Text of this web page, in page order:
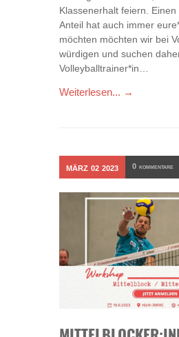
Klassenerhalt feiern.
Anteil hat auch immer
möchten möchten wir bei
würdigen und suchen
Volleyballtrainer*in…
Weiterlesen... →
MÄRZ 02 2023 0 KOMMENTARE